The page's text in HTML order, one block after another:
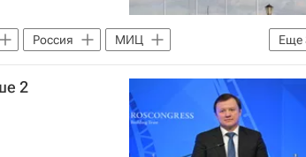
Еще
Россия
МИЦ
2